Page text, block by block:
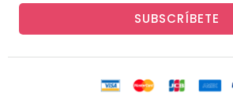
SUBSCRÍBETE